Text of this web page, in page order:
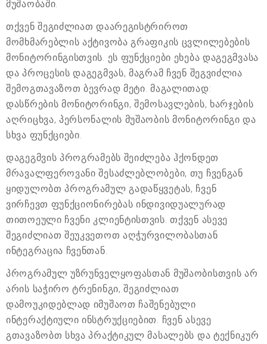
მუშაობაში.
თქვენ შეგიძლიათ დაარეგისტრიროთ
მომხმარებლის აქტივობა გრაფიკის ცვლილებების
მონიტორინგისთვის. ეს ფუნქციები ეხება დაგეგმვასა
და პროცესის დაგეგმვას, მაგრამ ჩვენ შეგვიძლია
შემოგთავაზოთ ბევრად მეტი. მაგალითად:
დასწრების მონიტორინგი, შემოსავლების, ხარჯების
აღრიცხვა, პერსონალის მუშაობის მონიტორინგი და
სხვა ფუნქციები.
დაგეგმვის პროგრამებს შეიძლება ჰქონდეთ
მრავალფეროვანი შესაძლებლობები, თუ ჩვენგან
ყიდულობთ პროგრამულ გადაწყვეტას, ჩვენ
ვირჩევთ ფუნქციონირებას ინდივიდუალურად
თითოეული ჩვენი კლიენტისთვის. თქვენ ასევე
შეგიძლიათ შეუკვეთოთ აღჭურვილობასთან
ინტეგრაცია ჩვენთან.
პროგრამულ უზრუნველყოფასთან მუშაობისთვის არ
არის საჭირო ტრენინგი, შეგიძლიათ
დამოუკიდებლად იმუშაოთ ჩაშენებული
ინტერაქტიული ინსტრუქციებით. ჩვენ ასევე
გთავაზობთ სხვა პრაქტიკულ მასალებს და ტექნიკურ